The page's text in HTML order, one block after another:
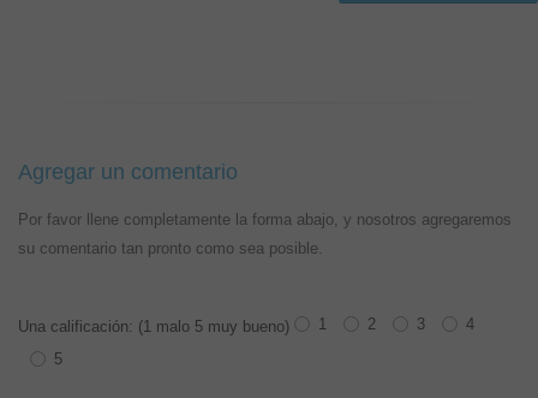
Agregar un comentario
Por favor llene completamente la forma abajo, y nosotros agregaremos
su comentario tan pronto como sea posible.
Una calificación: (1 malo 5 muy bueno) 1 2 3
4
5